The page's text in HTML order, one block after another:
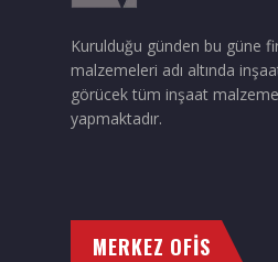
Kurulduğu günden bu güne
malzemeleri adı altında
görücek tüm inşaat
yapmaktadır.
MERKEZ OFİS